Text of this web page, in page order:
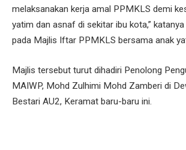
melaksanakan kerja amal PPMKLS demi
yatim dan asnaf di sekitar ibu kota,”
pada Majlis Iftar PPMKLS bersama anak
Majlis tersebut turut dihadiri Penolong
MAIWP, Mohd Zulhimi Mohd Zamberi di
Bestari AU2, Keramat baru-baru ini.